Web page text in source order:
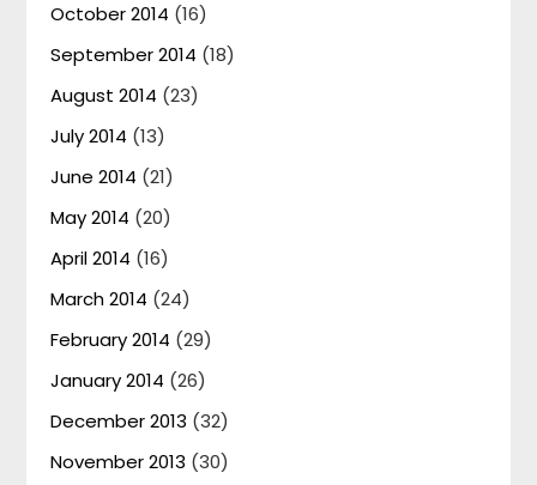
October 2014 (16)
September 2014 (18)
August 2014 (23)
July 2014 (13)
June 2014 (21)
May 2014 (20)
April 2014 (16)
March 2014 (24)
February 2014 (29)
January 2014 (26)
December 2013 (32)
November 2013 (30)